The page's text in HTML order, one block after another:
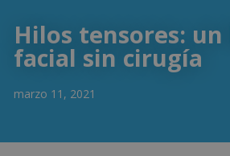
Hilos tensores:
facial sin cirugía
marzo 11, 2021